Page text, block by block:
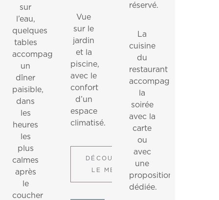
sur
l’eau,
quelques
tables
accompagnent
un
dîner
paisible,
dans
les
heures
les
plus
calmes
après
le
coucher
Vue
sur le
jardin
et la
piscine,
avec le
confort
d’un
espace
climatisé.
DÉCOUVRIR
LE MENU
réservé.
La
cuisine
du
restaurant
accompagne
la
soirée
avec la
carte
ou
avec
une
proposition
dédiée.